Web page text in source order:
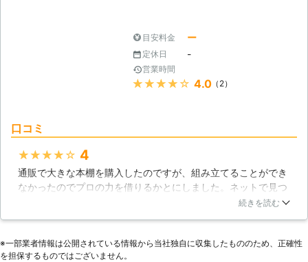
目安料金 ー
定休日 -
営業時間
★★★★★ 4.0（2）
口コミ
★★★★★ 4
通販で大きな本棚を購入したのですが、組み立てることができ
なかったのでプロの力を借りるかとにしました。ネットで見つ
けた「スケッターズ石川」です。一時間もかからずに作業が終
み立てをしてくれるこの業者を、また利用したいです。
続きを読む
※⼀部業者情報は公開されている情報から当社独⾃に収集したもののため、正確性
を担保するものではございません。